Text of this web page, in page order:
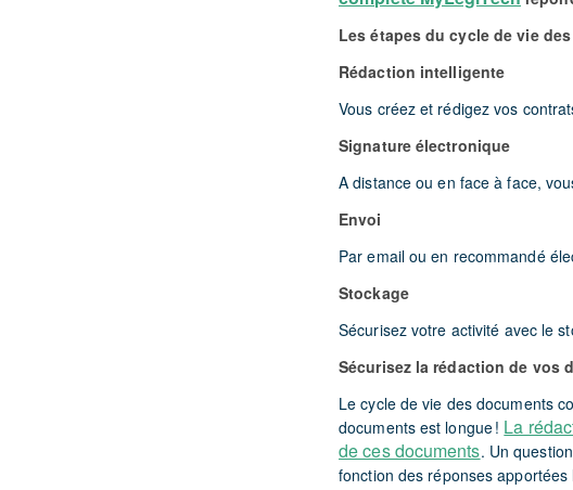
Les étapes du cycle de vie
Rédaction intelligente
Vous créez et rédigez vos
Signature électronique
A distance ou en face à face,
Envoi
Par email ou en recommandé
Stockage
Sécurisez votre activité avec le
Sécurisez la rédaction de vos
Le cycle de vie des documents
documents est longue ! La
de ces documents. Un
fonction des réponses